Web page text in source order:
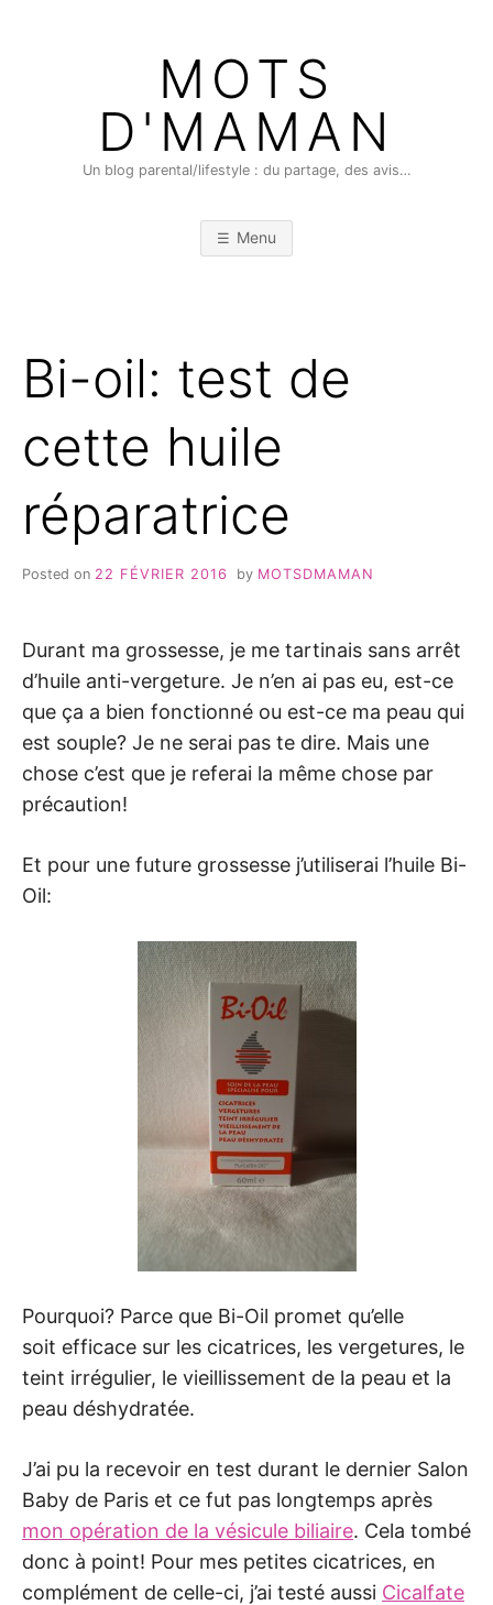
MOTS
D'MAMAN
Un blog parental/lifestyle : du partage, des avis…
Menu
Bi-oil: test de
cette huile
réparatrice
Posted on 22 FÉVRIER 2016 by MOTSDMAMAN
Durant ma grossesse, je me tartinais sans arrêt
d’huile anti-vergeture. Je n’en ai pas eu, est-ce
que ça a bien fonctionné ou est-ce ma peau qui
est souple? Je ne serai pas te dire. Mais une
chose c’est que je referai la même chose par
précaution!
Et pour une future grossesse j’utiliserai l’huile Bi-
Oil:
Pourquoi? Parce que Bi-Oil promet qu’elle
soit efficace sur les cicatrices, les vergetures, le
teint irrégulier, le vieillissement de la peau et la
peau déshydratée.
J’ai pu la recevoir en test durant le dernier Salon
Baby de Paris et ce fut pas longtemps après
mon opération de la vésicule biliaire. Cela tombé
donc à point! Pour mes petites cicatrices, en
complément de celle-ci, j’ai testé aussi Cicalfate